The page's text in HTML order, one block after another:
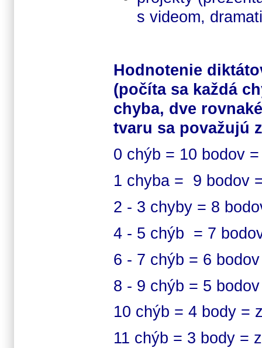
s videom,
Hodnotenie
(počíta sa každá
chyba, dve
tvaru sa považujú
0 chýb = 10 bodov
1 chyba = 9 bodov
2 - 3 chyby = 8
4 - 5 chýb = 7
6 - 7 chýb = 6
8 - 9 chýb = 5
10 chýb = 4 body =
11 chýb = 3 body =